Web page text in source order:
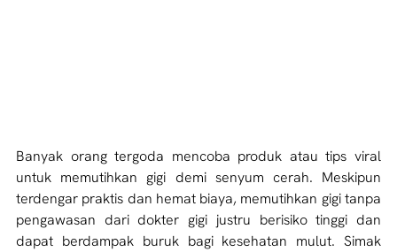
Banyak orang tergoda mencoba produk atau tips viral
untuk memutihkan gigi demi senyum cerah. Meskipun
terdengar praktis dan hemat biaya, memutihkan gigi tanpa
pengawasan dari dokter gigi justru berisiko tinggi dan
dapat berdampak buruk bagi kesehatan mulut. Simak